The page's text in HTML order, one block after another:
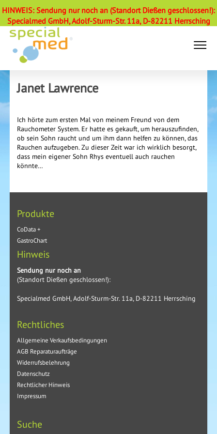
Janet Lawrence
Ich hörte zum ersten Mal von meinem Freund von dem
Rauchometer System. Er hatte es gekauft, um herauszufinden,
ob sein Sohn raucht und um ihm dann helfen zu können, das
Rauchen aufzugeben. Zu dieser Zeit war ich wirklich besorgt,
dass mein eigener Sohn Rhys eventuell auch rauchen
könnte…
Produkte
CoData +
GastroChart
Hinweis
Sendung nur noch an
(Standort Dießen geschlossen!):
Specialmed GmbH, Adolf-Sturm-Str. 11a, D-82211 Herrsching
Rechtliches
Allgemeine Verkaufsbedingungen
AGB Reparaturaufträge
Widerrufsbelehrung
Datenschutz
Rechtlicher Hinweis
Impressum
Suche
HINWEIS: Sendung nur noch an (Standort Dießen geschlossen!):
Specialmed GmbH, Adolf-Sturm-Str. 11a, D-82211 Herrsching